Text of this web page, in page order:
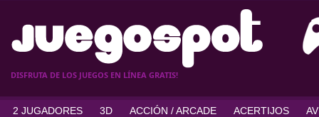
DISFRUTA DE LOS JUEGOS EN LÍNEA GRATIS!
2 JUGADORES 3D ACCIÓN / ARCADE ACERTIJOS